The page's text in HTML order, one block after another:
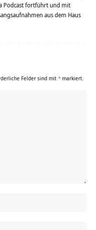
Podcast fortführt und mit
aus dem Haus
Felder sind mit * markiert.